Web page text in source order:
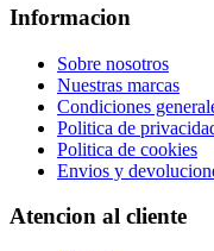
Informacion
Sobre nosotros
Nuestras marcas
Condiciones
Politica de
Politica de cookies
Envios y
Atencion al cliente